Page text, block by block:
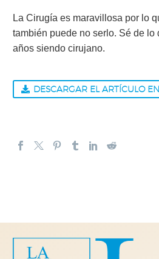
La Cirugía es maravillosa por lo
también puede no serlo. Sé de lo
años siendo cirujano.
DESCARGAR EL ARTÍCULO